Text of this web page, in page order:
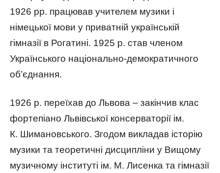
1926 рр. працював учителем музики і
німецької мови у приватній українській
гімназії в Рогатині. 1925 р. став членом
Українського національно-демократичного
об’єднання.
1926 р. переїхав до Львова – закінчив клас
фортепіано Львівської консерваторії ім.
К. Шимановського. Згодом викладав історію
музики та теоретичні дисципліни у Вищому
музичному інституті ім. М. Лисенка та гімназії